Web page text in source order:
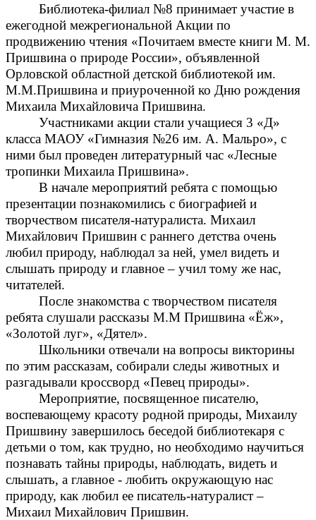
Библиотека-филиал №8 принимает участие в
ежегодной межрегиональной Акции по
продвижению чтения «Почитаем вместе книги М. М.
Пришвина о природе России», объявленной
Орловской областной детской библиотекой им.
М.М.Пришвина и приуроченной ко Дню рождения
Михаила Михайловича Пришвина.
Участниками акции стали учащиеся 3 «Д»
класса МАОУ «Гимназия №26 им. А. Мальро», с
ними был проведен литературный час «Лесные
тропинки Михаила Пришвина».
В начале мероприятий ребята с помощью
презентации познакомились с биографией и
творчеством писателя-натуралиста. Михаил
Михайлович Пришвин с раннего детства очень
любил природу, наблюдал за ней, умел видеть и
слышать природу и главное – учил тому же нас,
читателей.
После знакомства с творчеством писателя
ребята слушали рассказы М.М Пришвина «Ёж»,
«Золотой луг», «Дятел».
Школьники отвечали на вопросы викторины
по этим рассказам, собирали следы животных и
разгадывали кроссворд «Певец природы».
Мероприятие, посвященное писателю,
воспевающему красоту родной природы, Михаилу
Пришвину завершилось беседой библиотекаря с
детьми о том, как трудно, но необходимо научиться
познавать тайны природы, наблюдать, видеть и
слышать, а главное - любить окружающую нас
природу, как любил ее писатель-натуралист –
Михаил Михайлович Пришвин.